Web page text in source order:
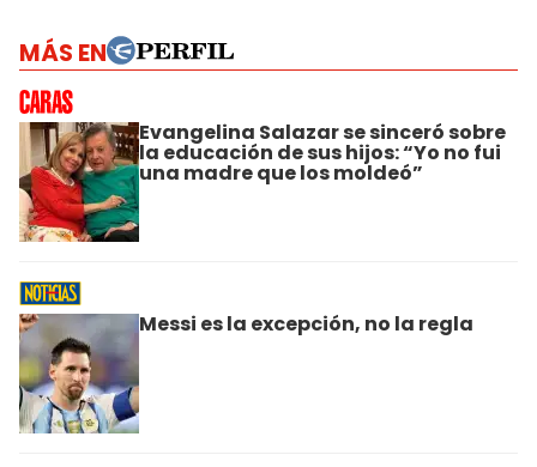
MÁS EN
Evangelina Salazar se sinceró sobre
la educación de sus hijos: “Yo no fui
una madre que los moldeó”
Messi es la excepción, no la regla